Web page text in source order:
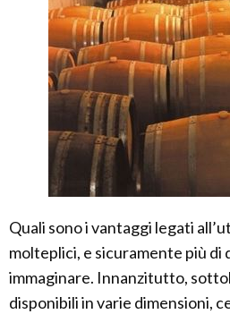
Quali sono i vantaggi legati
molteplici, e sicuramente più di
immaginare. Innanzitutto,
disponibili in varie dimensioni,